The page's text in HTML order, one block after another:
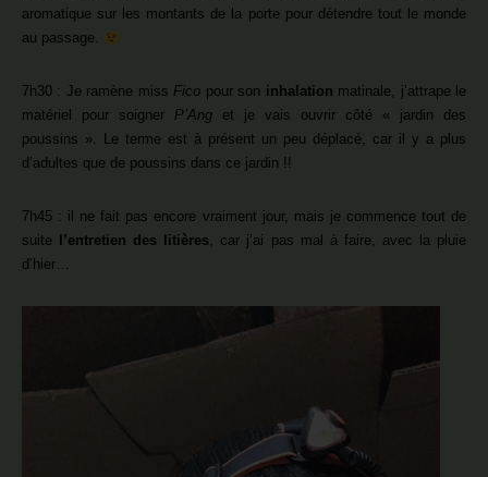
aromatique sur les montants de la porte pour détendre tout le monde
au passage.
7h30 : Je ramène miss Fico pour son inhalation matinale, j’attrape le
matériel pour soigner P’Ang et je vais ouvrir côté « jardin des
poussins ». Le terme est à présent un peu déplacé, car il y a plus
d’adultes que de poussins dans ce jardin !!
7h45 : il ne fait pas encore vraiment jour, mais je commence tout de
suite
l’entretien des litières, car j’ai pas mal à faire, avec la pluie
d’hier…